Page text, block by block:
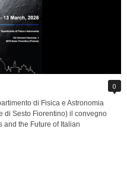
0
di Fisica e Astronomia
di Sesto Fiorentino) il convegno
and the Future of Italian